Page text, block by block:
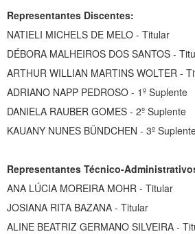
Representantes Discentes:
NATIELI MICHELS DE MELO - Titular
DÉBORA MALHEIROS DOS SANTOS -
ARTHUR WILLIAN MARTINS WOLTER -
ADRIANO NAPP PEDROSO - 1º Suplente
DANIELA RAUBER GOMES - 2º Suplente
KAUANY NUNES BÜNDCHEN - 3º
Representantes Técnico-
ANA LÚCIA MOREIRA MOHR - Titular
JOSIANA RITA BAZANA - Titular
ALINE BEATRIZ GERMANO SILVEIRA -